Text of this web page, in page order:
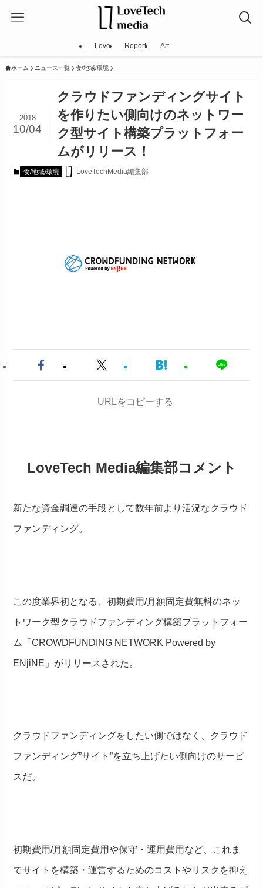
Love Report Art
ホーム ニュース一覧 食/地域/環境
クラウドファンディングサイト
を作りたい側向けのネットワー
ク型サイト構築プラットフォー
ムがリリース！
2018
10/04
食/地域/環境 LoveTechMedia編集部
URLをコピーする
LoveTech Media編集部コメント
新たな資金調達の手段として数年前より活況なクラウド
ファンディング。
この度業界初となる、初期費用/月額固定費無料のネッ
トワーク型クラウドファンディング構築プラットフォー
ム「CROWDFUNDING NETWORK Powered by
ENjiNE」がリリースされた。
クラウドファンディングをしたい側ではなく、クラウド
ファンディング”サイト”を立ち上げたい側向けのサービ
スだ。
初期費用/月額固定費用や保守・運用費用など、これま
でサイトを構築・運営するためのコストやリスクを抑え